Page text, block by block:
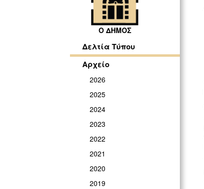
Ο ΔΗΜΟΣ
Δελτία Τύπου
Αρχείο
2026
2025
2024
2023
2022
2021
2020
2019